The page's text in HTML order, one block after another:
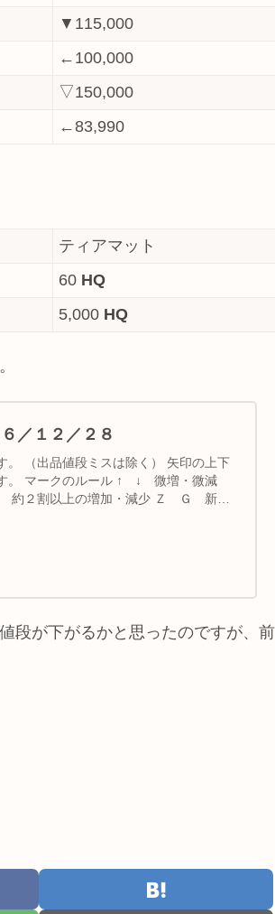
▼115,000
←100,000
▽150,000
←83,990
ティアマット
60 HQ
5,000 HQ
／１２／２８
。 （出品値段ミスは除く） 矢印の上下
。 マークのルール ↑ ↓ 微増・微減
割以上の増加・減少 Ｚ Ｇ 新規
段が下がるかと思ったのですが、前